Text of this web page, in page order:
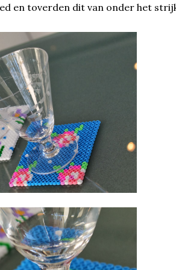
en toverden dit van onder het